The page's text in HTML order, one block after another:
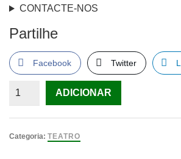
CONTACTE-NOS
Partilhe
Facebook Twitter
Quantidade
para
ADICIONAR
Categoria: TEATRO